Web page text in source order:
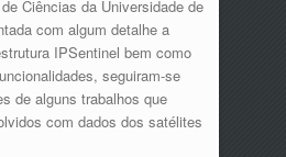
Ciências da Universidade de
com algum detalhe a
IPSentinel bem como
seguiram-se
de alguns trabalhos que
com dados dos satélites